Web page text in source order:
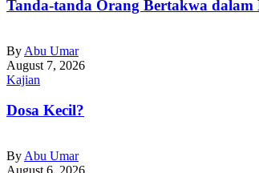
Tanda-tanda Orang Bertakwa
By Abu Umar
August 7, 2026
Kajian
Dosa Kecil?
By Abu Umar
August 6, 2026